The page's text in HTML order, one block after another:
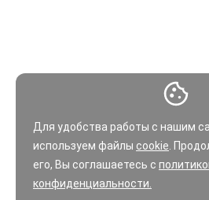
Для удобства работы с нашим
используем файлы cookie .
его, Вы соглашаетесь с
конфиденциальности.